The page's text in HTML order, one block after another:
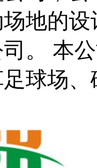
地的
。 本
球场、